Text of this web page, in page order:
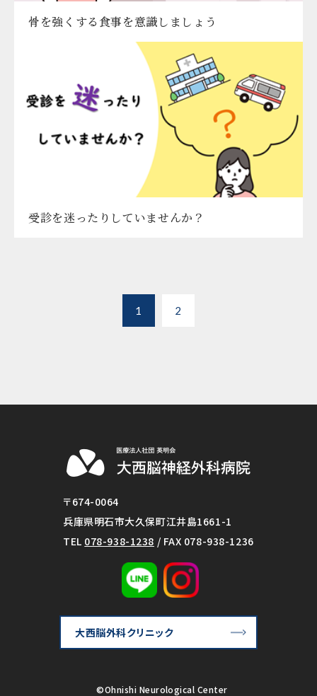
骨を強くする食事を意識しましょう
受診を迷ったりしていませんか？
1 2
〒674-0064
兵庫県明石市大久保町江井島1661-1
TEL 078-938-1238 / FAX 078-938-1236
大西脳外科クリニック
©Ohnishi Neurological Center